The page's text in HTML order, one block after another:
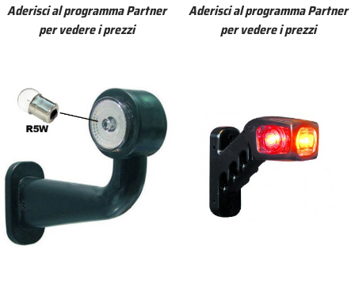
Aderisci al programma Partner
per vedere i prezzi
Aderisci al programma Partner
per vedere i prezzi